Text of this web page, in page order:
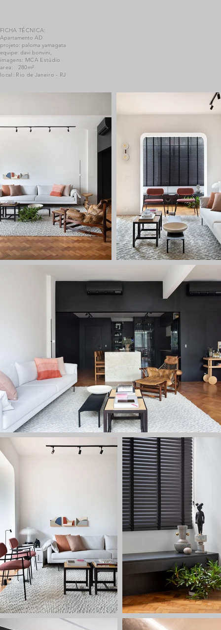
FICHA TÉCNICA:
Apartamento AD
projeto: paloma yamagata
equipe: davi bonvini,
imagens: MCA Estúdio
area: 280m²
local: Rio de Janeiro - RJ